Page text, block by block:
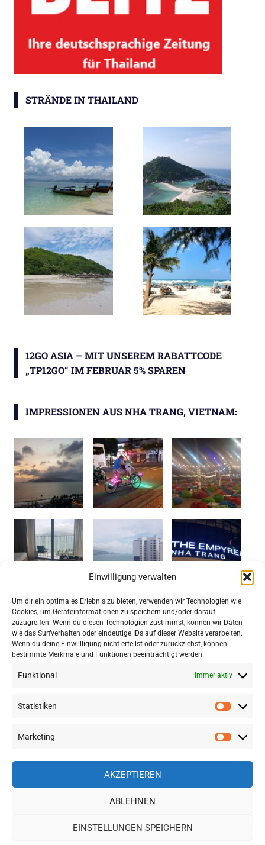
Einwilligung verwalten
Um dir ein optimales Erlebnis zu bieten, verwenden wir Technologien wie
Cookies, um Geräteinformationen zu speichern und/oder darauf
zuzugreifen. Wenn du diesen Technologien zustimmst, können wir Daten
wie das Surfverhalten oder eindeutige IDs auf dieser Website verarbeiten.
Wenn du deine Einwillligung nicht erteilst oder zurückziehst, können
bestimmte Merkmale und Funktionen beeinträchtigt werden.
Funktional Immer aktiv
Statistiken
Marketing
AKZEPTIEREN
ABLEHNEN
EINSTELLUNGEN SPEICHERN
STRÄNDE IN THAILAND
12GO ASIA – MIT UNSEREM RABATTCODE
„TP12GO“ IM FEBRUAR 5% SPAREN
IMPRESSIONEN AUS NHA TRANG, VIETNAM:
TRIP COM: GROSSE HOTEL- UND F
LUGAUSWAHL IN SÜDOSTASIEN ZU S
PITZENPREISEN
Impressum|Datenschutz